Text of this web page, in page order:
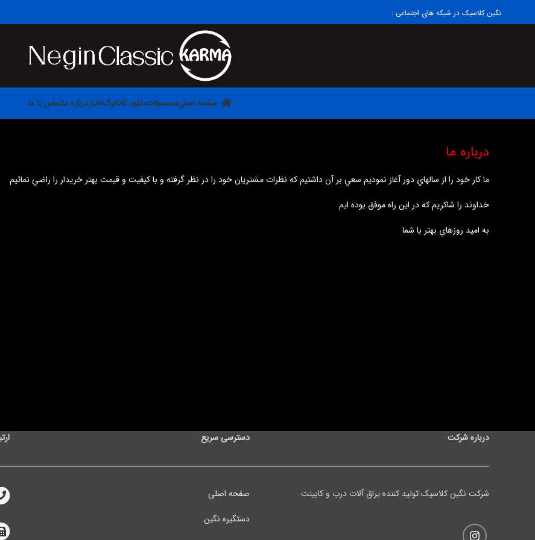
نگین کلاسیک در شبکه های اجتماعی :
صفحه اصلیمحصولاتدانلود کاتالوگاخباردرباره ماتماس با ما
درباره ما
ما كار خود را از سالهاي دور آغاز نموديم سعي بر آن داشتيم كه نظرات مشتريان خود را در نظر گرفته و با كيفيت و قيمت بهتر خريدار را راضي نمائيم
خداوند را شاكريم كه در اين راه موفق بوده ايم
به اميد روزهاي بهتر با شما
درباره شرکت
شرکت نگین کلاسیک تولید کننده یراق آلات درب و کابینت
دسترسی سریع
صفحه اصلی
دستگیره نگین